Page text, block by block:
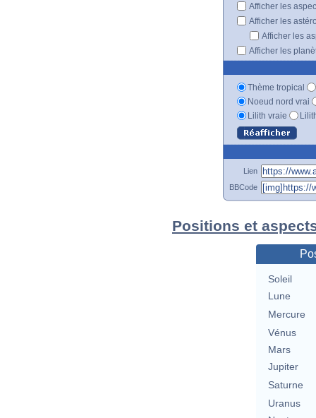
Afficher les
Afficher les
Afficher les
Afficher les
Thème tropical
Noeud nord vrai
Lilith vraie
Lien
BBCode
Positions et
Soleil
Lune
Mercure
Vénus
Mars
Jupiter
Saturne
Uranus